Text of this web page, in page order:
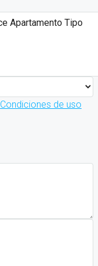
Condiciones de uso